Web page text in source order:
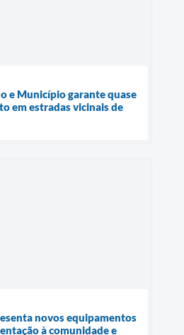
e Município garante quase
em estradas vicinais de
novos equipamentos
à comunidade e